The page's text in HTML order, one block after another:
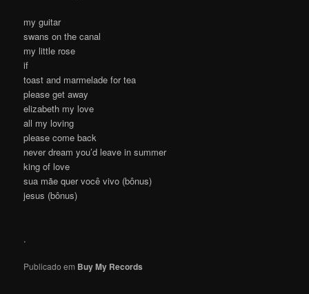
my guitar
swans on the canal
my little rose
if
toast and marmelade for tea
please get away
elizabeth my love
all my loving
please come back
never dream you’d leave in summer
king of love
sua mãe quer você vivo (bônus)
jesus (bônus)
.
Publicado em Buy My Records